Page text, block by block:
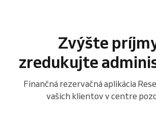
Zvýšte
zredukujte
Finančná rezervačná aplikácia
vašich klientov v centre